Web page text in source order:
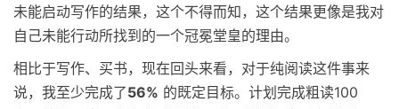
未能启动写作的结果，这个不得而知，这个结果更像是我对
自己未能行动所找到的一个冠冕堂皇的理由。
相比于写作、买书，现在回头来看，对于纯阅读这件事来
说，我至少完成了56% 的既定目标。计划完成粗读100